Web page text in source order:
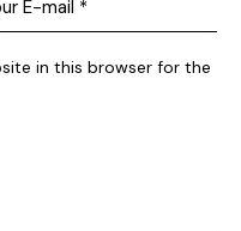
in this browser for the